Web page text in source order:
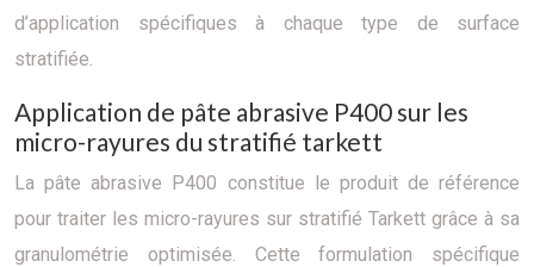
d’application spécifiques à chaque type de surface
stratifiée.
Application de pâte abrasive P400 sur les
micro-rayures du stratifié tarkett
La pâte abrasive P400 constitue le produit de référence
pour traiter les micro-rayures sur stratifié Tarkett grâce à sa
granulométrie optimisée. Cette formulation spécifique